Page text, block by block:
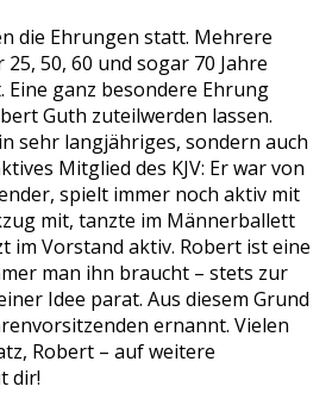
die Ehrungen statt. Mehrere
50, 60 und sogar 70 Jahre
ganz besondere Ehrung
Guth zuteilwerden lassen.
sehr langjähriges, sondern auch
Mitglied des KJV: Er war von
spielt immer noch aktiv mit
mit, tanzte im Männerballett
im Vorstand aktiv. Robert ist eine
man ihn braucht – stets zur
Idee parat. Aus diesem Grund
ernannt. Vielen
Robert – auf weitere
dir!